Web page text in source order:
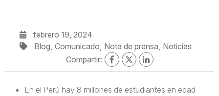
febrero 19, 2024
Blog Comunicado Nota de prensa Noticias
Compartir:
En el Perú hay 8 millones de estudiantes en edad